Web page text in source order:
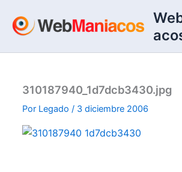
contenido
310187940_1d7dcb3430.jpg
Por Legado/ 3 diciembre 2006